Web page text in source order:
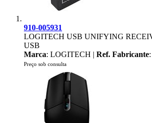
910-005931
LOGITECH USB UNIFYING
USB
Marca: LOGITECH | Ref. Fabricante
Preço sob consulta